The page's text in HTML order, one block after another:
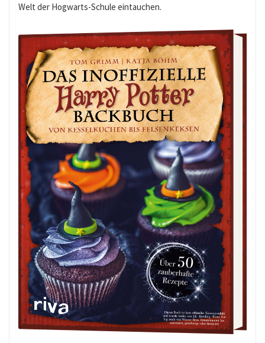
Welt der Hogwarts-Schule eintauchen.